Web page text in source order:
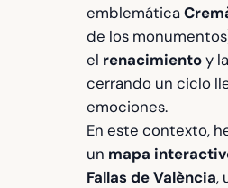
emblemática
de los
el renacimientoy la
cerrando un ciclo
emociones.
En este contexto,
un mapa
Fallas de València,